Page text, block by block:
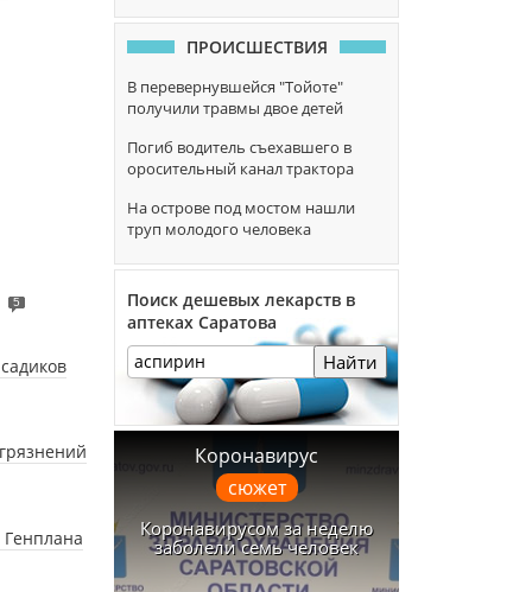
5
ПРОИСШЕСТВИЯ
В перевернувшейся "Тойоте"
получили травмы двое детей
Погиб водитель съехавшего в
оросительный канал трактора
На острове под мостом нашли
труп молодого человека
Поиск дешевых лекарств в
аптеках Саратова
Найти
Коронавирус
сюжет
Коронавирусом за неделю
заболели семь человек